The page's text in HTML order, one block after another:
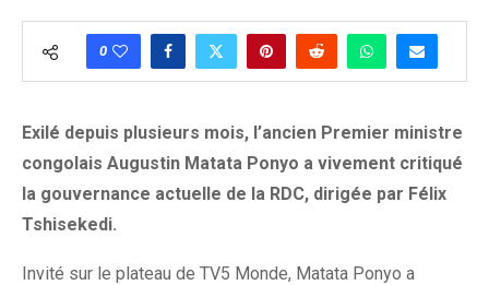
0
Exilé depuis plusieurs mois, l’ancien Premier ministre
congolais Augustin Matata Ponyo a vivement critiqué
la gouvernance actuelle de la RDC, dirigée par Félix
Tshisekedi.
Invité sur le plateau de TV5 Monde, Matata Ponyo a